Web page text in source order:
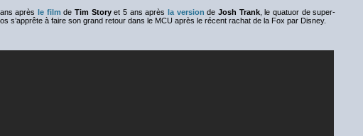
aprèsle film deTim Storyet 5 ans après la version deJosh Trank, le quatuor de super-
s’apprête à faire son grand retour dans le MCU après le récent rachat de la Fox par Disney.